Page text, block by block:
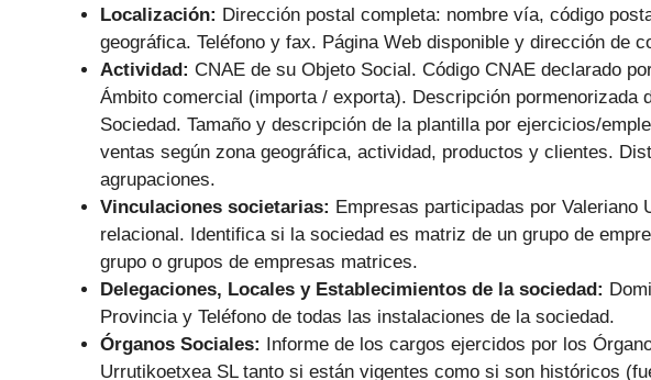
Localización: Dirección postal completa: nombre vía, código
geográfica. Teléfono y fax. Página Web disponible y dirección de
Actividad: CNAE de su Objeto Social. Código CNAE declarado
Ámbito comercial (importa / exporta). Descripción pormenorizada
Sociedad. Tamaño y descripción de la plantilla por ejercicios/
ventas según zona geográfica, actividad, productos y clientes.
agrupaciones.
Vinculaciones societarias: Empresas participadas por Valeriano
relacional. Identifica si la sociedad es matriz de un grupo de
grupo o grupos de empresas matrices.
Delegaciones, Locales y Establecimientos de la sociedad:
Provincia y Teléfono de todas las instalaciones de la sociedad.
Órganos Sociales: Informe de los cargos ejercidos por los
Urrutikoetxea SL tanto si están vigentes como si son históricos